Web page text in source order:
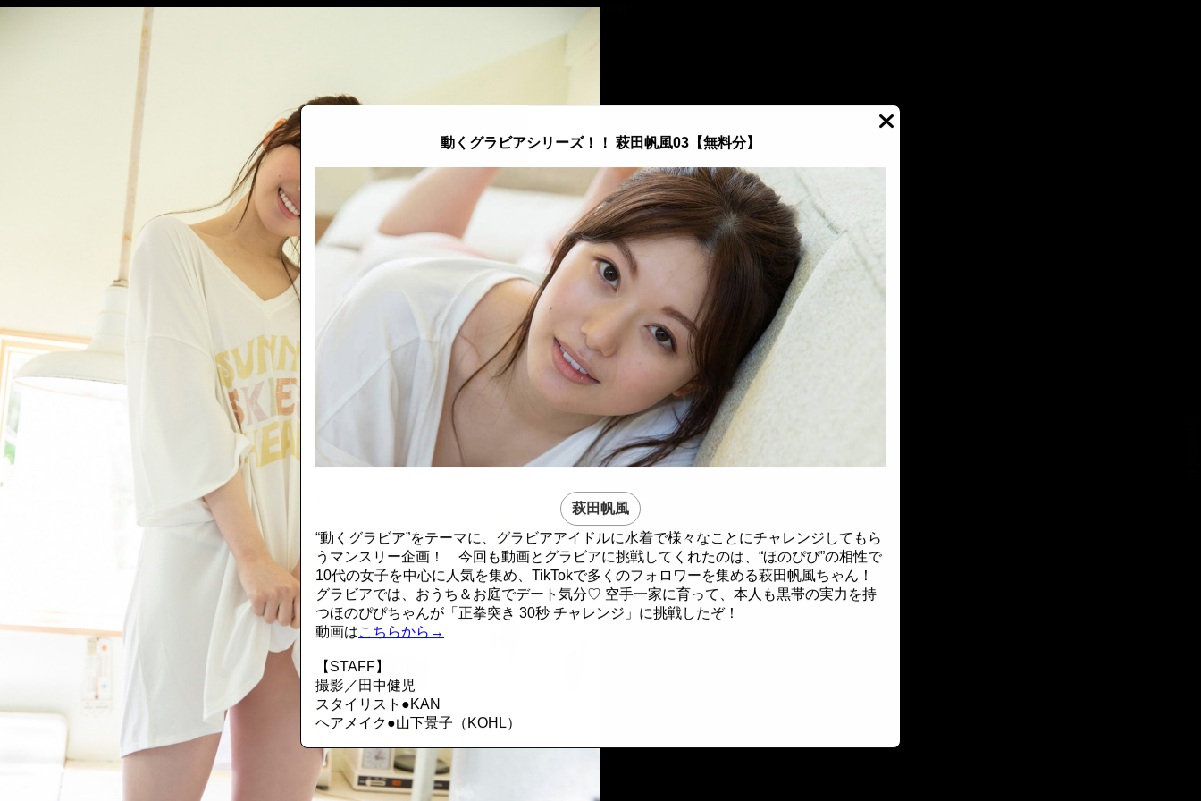
動くグラビアシリーズ！！ 萩田帆風03【無料分】
萩田帆風
“動くグラビア”をテーマに、グラビアアイドルに水着で様々なことにチャレンジしてもら
うマンスリー企画！ 今回も動画とグラビアに挑戦してくれたのは、“ほのぴぴ”の相性で
10代の女子を中心に人気を集め、TikTokで多くのフォロワーを集める萩田帆風ちゃん！
グラビアでは、おうち＆お庭でデート気分♡ 空手一家に育って、本人も黒帯の実力を持
つほのぴぴちゃんが「正拳突き 30秒 チャレンジ」に挑戦したぞ！
動画はこちらから→
【STAFF】
撮影／田中健児
スタイリスト●KAN
ヘアメイク●山下景子（KOHL）
::fzkqzrz.oi
::fzkqzrz.oi